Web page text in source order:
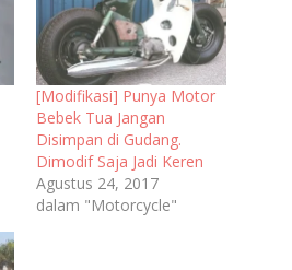
[Modifikasi] Punya Motor
Bebek Tua Jangan
Disimpan di Gudang.
Dimodif Saja Jadi Keren
Agustus 24, 2017
dalam "Motorcycle"